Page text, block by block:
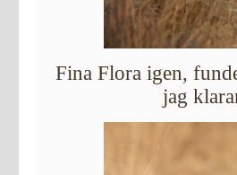
Fina Flora igen,
jag